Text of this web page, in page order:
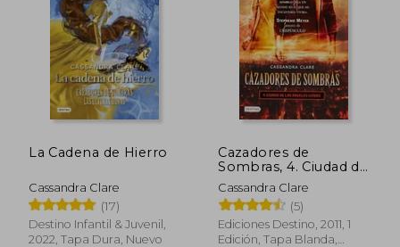
La Cadena de Hierro
Cassandra Clare
(17)
Destino Infantil & Juvenil,
2022, Tapa Dura, Nuevo
Cazadores de
Sombras, 4. Ciudad de
los Angeles Caidos
(Cazadores de
Sombras
Cassandra Clare
(5)
Ediciones Destino, 2011, 1
Edición, Tapa Blanda,